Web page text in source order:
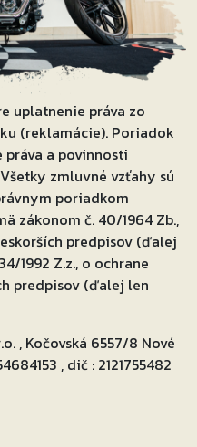
uplatnenie práva zo
(reklamácie). Poriadok
a povinnosti
zmluvné vzťahy sú
poriadkom
zákonom č. 40/1964 Zb.,
predpisov (ďalej
1992 Z.z., o ochrane
predpisov (ďalej len
, Kočovská 6557/8 Nové
, dič : 2121755482